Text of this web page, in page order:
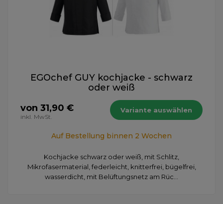
EGOchef GUY kochjacke - schwarz
oder weiß
von 31,90 €
inkl. MwSt.
Variante auswählen
Auf Bestellung binnen 2 Wochen
Kochjacke schwarz oder weiß, mit Schlitz,
Mikrofasermaterial, federleicht, knitterfrei, bügelfrei,
wasserdicht, mit Belüftungsnetz am Rüc...